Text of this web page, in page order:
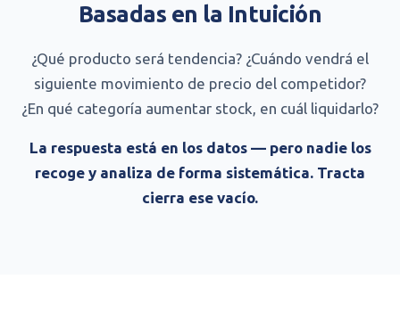
Basadas en la Intuición
¿Qué producto será tendencia? ¿Cuándo vendrá el
siguiente movimiento de precio del competidor?
¿En qué categoría aumentar stock, en cuál liquidarlo?
La respuesta está en los datos — pero nadie los
recoge y analiza de forma sistemática. Tracta
cierra ese vacío.